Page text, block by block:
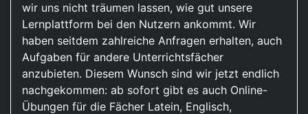
wir uns nicht träumen lassen, wie gut unsere
Lernplattform bei den Nutzern ankommt. Wir
haben seitdem zahlreiche Anfragen erhalten, auch
Aufgaben für andere Unterrichtsfächer
anzubieten. Diesem Wunsch sind wir jetzt endlich
nachgekommen: ab sofort gibt es auch Online-
Übungen für die Fächer Latein, Englisch,